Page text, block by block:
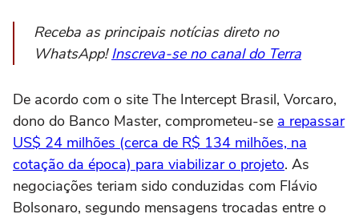
Receba as principais notícias direto no
WhatsApp!Inscreva-se no canal do Terra
De acordo com o site The Intercept Brasil, Vorcaro,
dono do Banco Master, comprometeu-se a repassar
US$ 24 milhões (cerca de R$ 134 milhões, na
cotação da época) para viabilizar o projeto. As
negociações teriam sido conduzidas com Flávio
Bolsonaro, segundo mensagens trocadas entre o